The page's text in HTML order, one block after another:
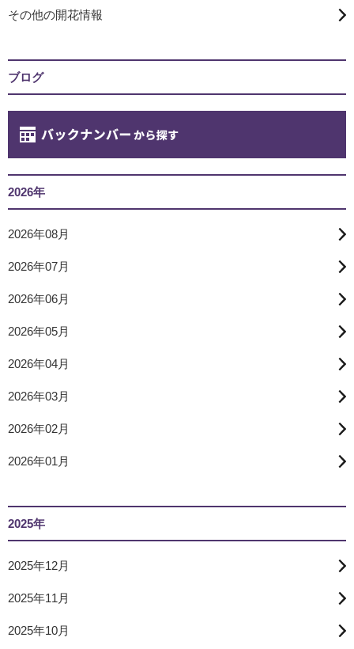
その他の開花情報
ブログ
2026年
2026年08月
2026年07月
2026年06月
2026年05月
2026年04月
2026年03月
2026年02月
2026年01月
2025年
2025年12月
2025年11月
2025年10月